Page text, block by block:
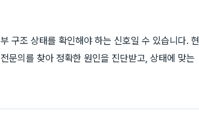
구조 상태를 확인해야 하는 신호일 수 있습니다. 현
문의를 찾아 정확한 원인을 진단받고, 상태에 맞는